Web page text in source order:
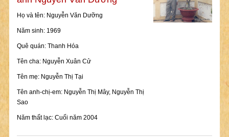
Họ và tên: Nguyễn Văn Dưỡng
Năm sinh: 1969
Quê quán: Thanh Hóa
Tên cha: Nguyễn Xuân Cử
Tên mẹ: Nguyễn Thị Tại
Tên anh-chị-em: Nguyễn Thị Mây, Nguyễn Thị
Sao
Năm thất lạc: Cuối năm 2004